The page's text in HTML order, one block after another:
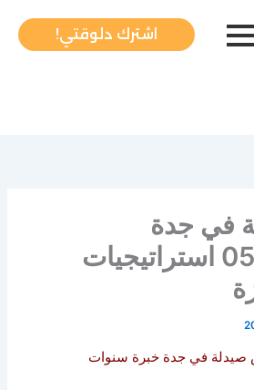
اشترك دلوقتي!
في جدة
0548805918 استراتيجيات
صيدلة في جدة خبرة سنوات